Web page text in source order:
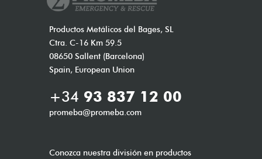
Productos Metálicos del Bages, SL
Ctra. C-16 Km 59.5
08650 Sallent (Barcelona)
Spain, European Union
+34 93 837 12 00
promeba@promeba.com
Conozca nuestra división en productos